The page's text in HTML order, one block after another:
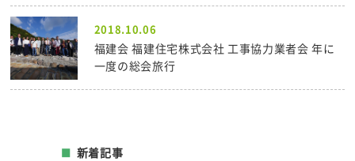
2018.10.06
福建会 福建住宅株式会社 工事協力業者会 年に
一度の総会旅行
新着記事